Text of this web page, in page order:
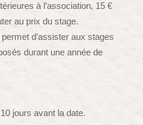
à l’association, 15 €
au prix du stage.
d’assister aux stages
durant une année de
jours avant la date.